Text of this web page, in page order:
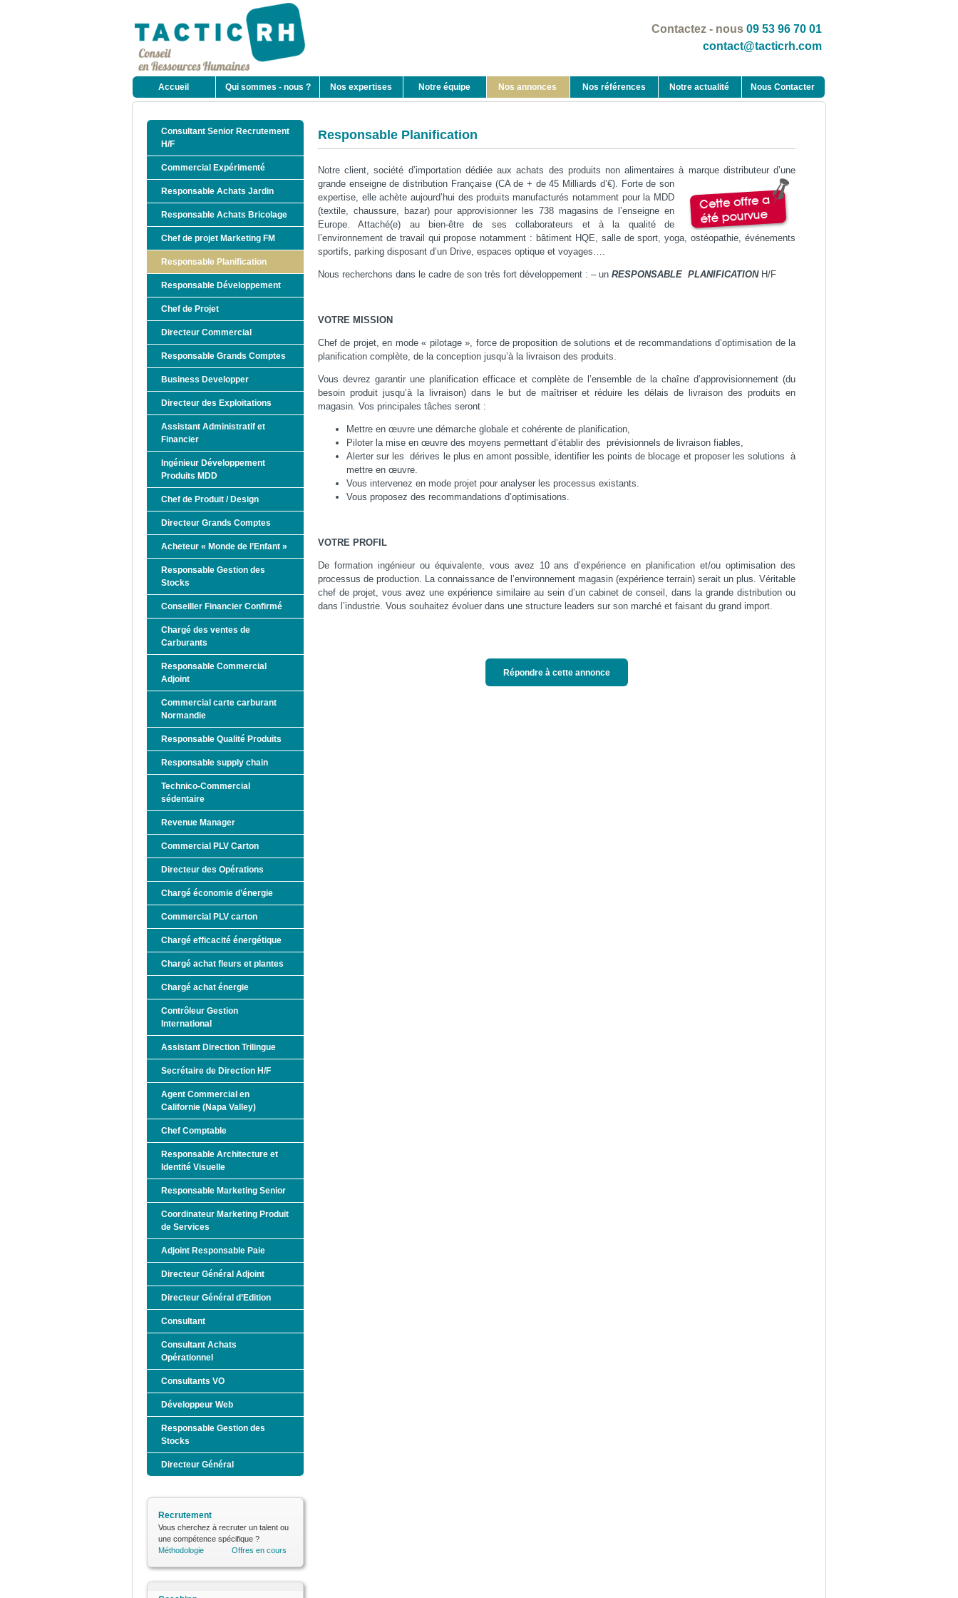
Consultant Senior Recrutement
H/F
Commercial Expérimenté
Responsable Achats Jardin
Responsable Achats Bricolage
Chef de projet Marketing FM
Responsable Planification
Responsable Développement
Chef de Projet
Directeur Commercial
Responsable Grands Comptes
Business Developper
Directeur des Exploitations
Assistant Administratif et
Financier
Ingénieur Développement
Produits MDD
Chef de Produit / Design
Directeur Grands Comptes
Acheteur « Monde de l’Enfant »
Responsable Gestion des
Stocks
Conseiller Financier Confirmé
Chargé des ventes de
Carburants
Responsable Commercial
Adjoint
Commercial carte carburant
Normandie
Responsable Qualité Produits
Responsable supply chain
Technico-Commercial
sédentaire
Revenue Manager
Commercial PLV Carton
Directeur des Opérations
Chargé économie d’énergie
Commercial PLV carton
Chargé efficacité énergétique
Chargé achat fleurs et plantes
Chargé achat énergie
Contrôleur Gestion
International
Assistant Direction Trilingue
Secrétaire de Direction H/F
Agent Commercial en
Californie (Napa Valley)
Chef Comptable
Responsable Architecture et
Identité Visuelle
Responsable Marketing Senior
Coordinateur Marketing Produit
de Services
Adjoint Responsable Paie
Directeur Général Adjoint
Directeur Général d’Edition
Consultant
Consultant Achats
Opérationnel
Consultants VO
Développeur Web
Responsable Gestion des
Stocks
Directeur Général
Recrutement
Vous cherchez à recruter un talent ou
une compétence spécifique ?
Méthodologie
Offres en cours
Responsable Planification
Notre client, société d’importation dédiée aux achats des produits non alimentaires à marque distributeur d’une
grande enseigne de distribution Française (CA de + de 45 Milliards d’€). Forte de son
expertise, elle achète aujourd’hui des produits manufacturés notamment pour la MDD
(textile, chaussure, bazar) pour approvisionner les 738 magasins de l’enseigne en
Europe. Attaché(e) au bien-être de ses collaborateurs et à la qualité de
l’environnement de travail qui propose notamment : bâtiment HQE, salle de sport, yoga, ostéopathie, événements
sportifs, parking disposant d’un Drive, espaces optique et voyages….
Nous recherchons dans le cadre de son très fort développement : – un RESPONSABLE PLANIFICATIONH/F
VOTRE MISSION
Chef de projet, en mode « pilotage », force de proposition de solutions et de recommandations d’optimisation de la
planification complète, de la conception jusqu’à la livraison des produits.
Vous devrez garantir une planification efficace et complète de l’ensemble de la chaîne d’approvisionnement (du
besoin produit jusqu’à la livraison) dans le but de maîtriser et réduire les délais de livraison des produits en
magasin. Vos principales tâches seront :
Mettre en œuvre une démarche globale et cohérente de planification,
Piloter la mise en œuvre des moyens permettant d’établir des prévisionnels de livraison fiables,
Alerter sur les dérives le plus en amont possible, identifier les points de blocage et proposer les solutions à
mettre en œuvre.
Vous intervenez en mode projet pour analyser les processus existants.
Vous proposez des recommandations d’optimisations.
VOTRE PROFIL
De formation ingénieur ou équivalente, vous avez 10 ans d’expérience en planification et/ou optimisation des
processus de production. La connaissance de l’environnement magasin (expérience terrain) serait un plus. Véritable
chef de projet, vous avez une expérience similaire au sein d’un cabinet de conseil, dans la grande distribution ou
dans l’industrie. Vous souhaitez évoluer dans une structure leaders sur son marché et faisant du grand import.
Répondre à cette annonce
Contactez - nous 09 53 96 70 01
contact@tacticrh.com
Accueil Qui sommes - nous ? Nos expertises Notre équipe Nos annonces Nos références Notre actualité Nous Contacter